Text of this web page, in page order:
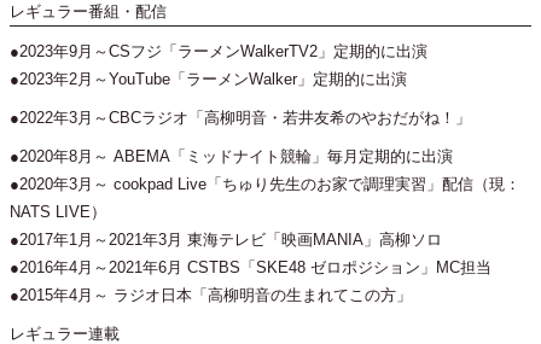
レギュラー番組・配信
●2023年9月～CSフジ「ラーメンWalkerTV2」定期的に出演
●2023年2月～YouTube「ラーメンWalker」定期的に出演
●2022年3月～CBCラジオ「高柳明音・若井友希のやおだがね！」
●2020年8月～ ABEMA「ミッドナイト競輪」毎月定期的に出演
●2020年3月～ cookpad Live「ちゅり先生のお家で調理実習」配信（現：
NATS LIVE）
●2017年1月～2021年3月 東海テレビ「映画MANIA」高柳ソロ
●2016年4月～2021年6月 CSTBS「SKE48 ゼロポジション」MC担当
●2015年4月～ ラジオ日本「高柳明音の生まれてこの方」
レギュラー連載